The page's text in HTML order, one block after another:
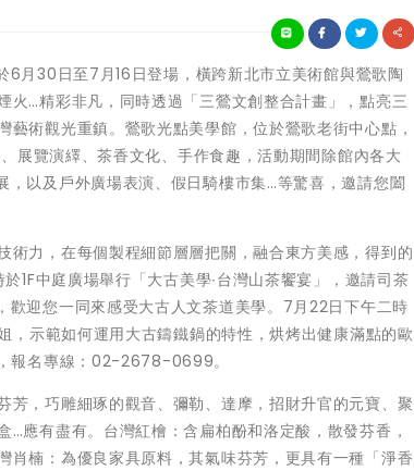
30日至7月16日登場，橫跨新北市立美術館與鶯歌陶
…精彩非凡，同時透過「三鶯文創整合計畫」，點亮三
術觀光重鎮。鶯歌光點美學館，位於鶯歌老街中心點，
展覽演繹、茶香文化、手作食趣，活動期間除館內各大
以及戶外廣場表演、假日騎樓市集…等驚喜，邀請您闔
術力，在每個製程細節層層把關，融合東方美感，得到的
1F中庭廣場舉行「大古美學∙台灣山茶饗宴」，邀請司茶
迎您一同來感受大古人文茶道美學。7月22日下午二時
，示範如何運用大古鑄鐵鍋的特性，烘烤出健康滿點的歐
報名專線：02-2678-0699。
芳，巧雕細琢的觀音、彌勒、達摩，招財升官的元寶、聚
應有盡有。台灣紅檜：含扁柏酚和洛定酸，散發芬香，
楠：為優良家具原料，其氣味芬芳，更具有一種「淨香